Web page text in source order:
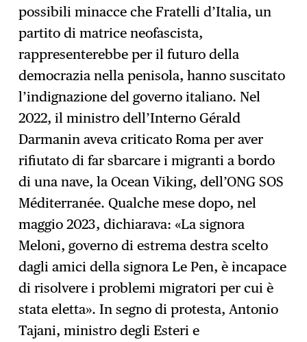
possibili minacce che Fratelli d’Italia, un
partito di matrice neofascista,
rappresenterebbe per il futuro della
democrazia nella penisola, hanno suscitato
l’indignazione del governo italiano. Nel
2022, il ministro dell’Interno Gérald
Darmanin aveva criticato Roma per aver
rifiutato di far sbarcare i migranti a bordo
di una nave, la Ocean Viking, dell’ONG SOS
Méditerranée. Qualche mese dopo, nel
maggio 2023, dichiarava: «La signora
Meloni, governo di estrema destra scelto
dagli amici della signora Le Pen, è incapace
di risolvere i problemi migratori per cui è
stata eletta». In segno di protesta, Antonio
Tajani, ministro degli Esteri e